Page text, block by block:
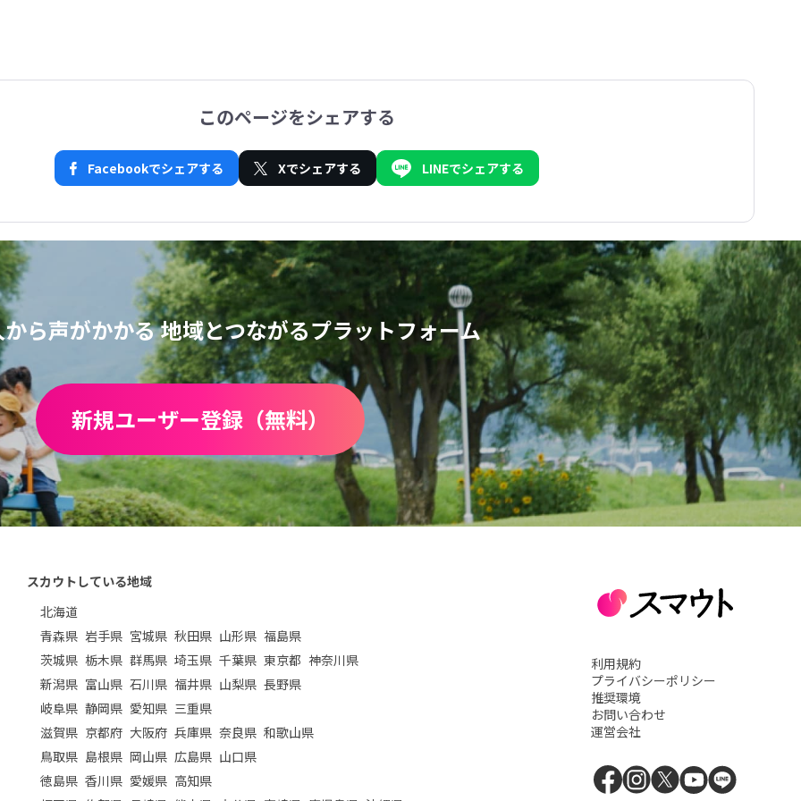
このページをシェアする
Facebookでシェアする Xでシェアする LINEでシェアする
ら声がかかる地域とつながるプラットフォーム
新規ユーザー登録（無料）
スカウトしている地域
北海道
青森県 岩手県 宮城県 秋田県 山形県 福島県
茨城県 栃木県 群馬県 埼玉県 千葉県 東京都 神奈川県
新潟県 富山県 石川県 福井県 山梨県 長野県
岐阜県 静岡県 愛知県 三重県
滋賀県 京都府 大阪府 兵庫県 奈良県 和歌山県
鳥取県 島根県 岡山県 広島県 山口県
徳島県 香川県 愛媛県 高知県
利用規約
プライバシーポリシー
推奨環境
お問い合わせ
運営会社